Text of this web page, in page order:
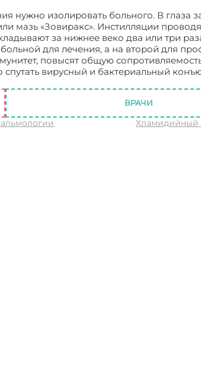
нужно изолировать больного. В глаза
мазь «Зовиракс». Инстилляции
за нижнее веко два или три
для лечения, а на второй для
повысят общую
вирусный и бактериальный
ВРАЧИ
Хламидийный